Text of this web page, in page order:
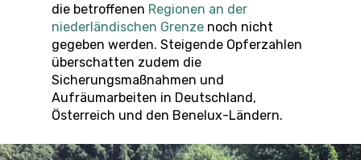
die betroffenen Regionen an der
niederländischen Grenze noch nicht
gegeben werden. Steigende Opferzahlen
überschatten zudem die
Sicherungsmaßnahmen und
Aufräumarbeiten in Deutschland,
Österreich und den Benelux-Ländern.